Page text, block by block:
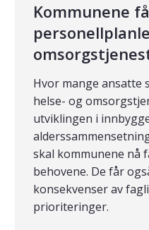
Kommunene
Hvor mange ansatte
helse- og
utviklingen i
skal kommunene nå
behovene. De får
konsekvenser av
prioriteringer.